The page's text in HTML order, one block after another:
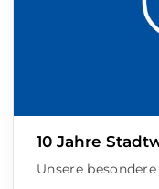
10 Jahre
Unsere